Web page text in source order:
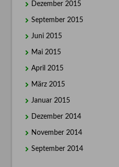
Dezember 2015
September 2015
Juni 2015
Mai 2015
April 2015
März 2015
Januar 2015
Dezember 2014
November 2014
September 2014